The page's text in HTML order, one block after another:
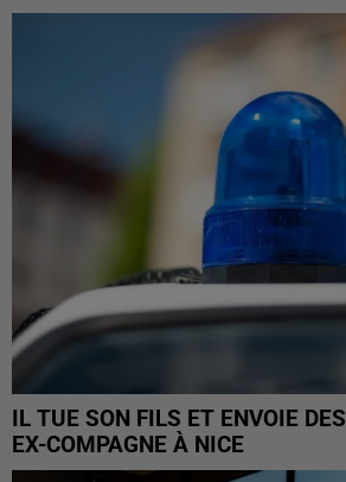
IL TUE SON FILS ET ENVOIE
EX-COMPAGNE À NICE